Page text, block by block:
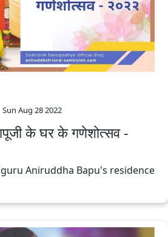
Sun Aug 28 2022
के घर के गणेशोत्सव -
Aniruddha Bapu's residence